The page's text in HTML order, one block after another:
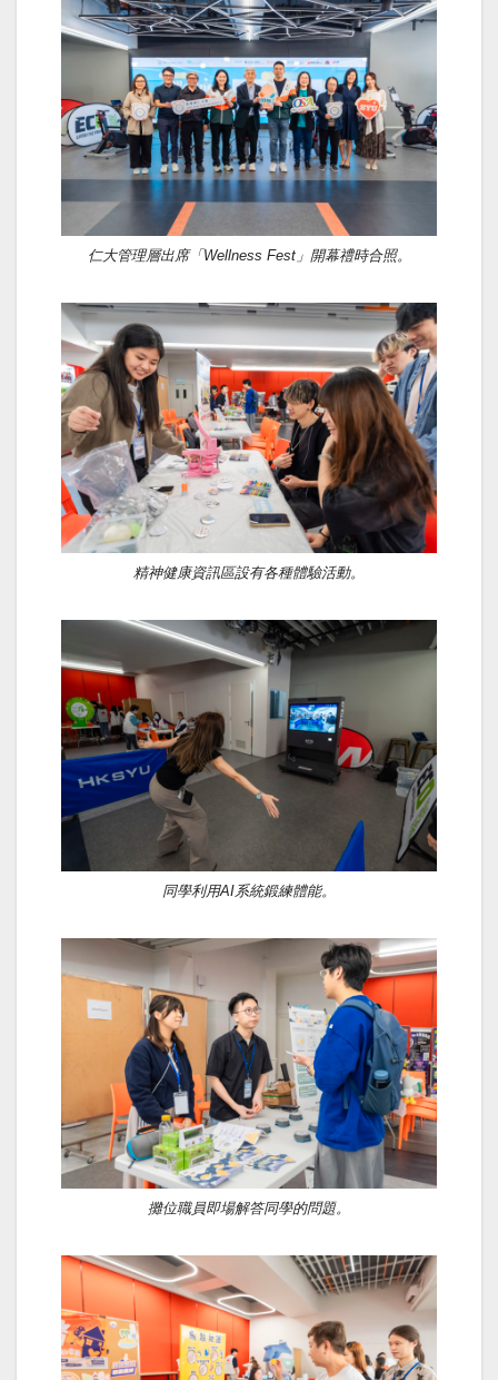
仁大管理層出席「Wellness Fest」開幕禮時合照。
精神健康資訊區設有各種體驗活動。
同學利用AI系統鍛練體能。
攤位職員即場解答同學的問題。